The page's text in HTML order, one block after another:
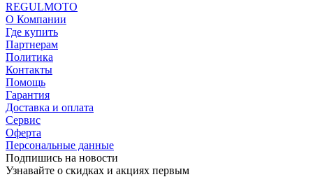
REGULMOTO
О Компании
Где купить
Партнерам
Политика
Контакты
Помощь
Гарантия
Доставка и оплата
Сервис
Оферта
Персональные данные
Подпишись на новости
Узнавайте о скидках и акциях первым